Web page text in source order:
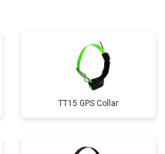
TT15 GPS Collar